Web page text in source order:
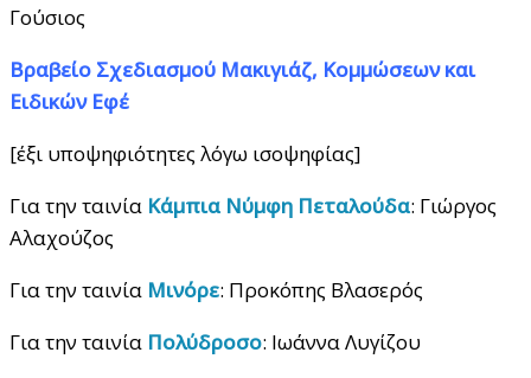
Γούσιος
Βραβείο Σχεδιασμού Μακιγιάζ, Κομμώσεων και
Ειδικών Εφέ
[έξι υποψηφιότητες λόγω ισοψηφίας]
Για την ταινία Κάμπια Νύμφη Πεταλούδα: Γιώργος
Αλαχούζος
Για την ταινία Μινόρε: Προκόπης Βλασερός
Για την ταινία Πολύδροσο: Ιωάννα Λυγίζου